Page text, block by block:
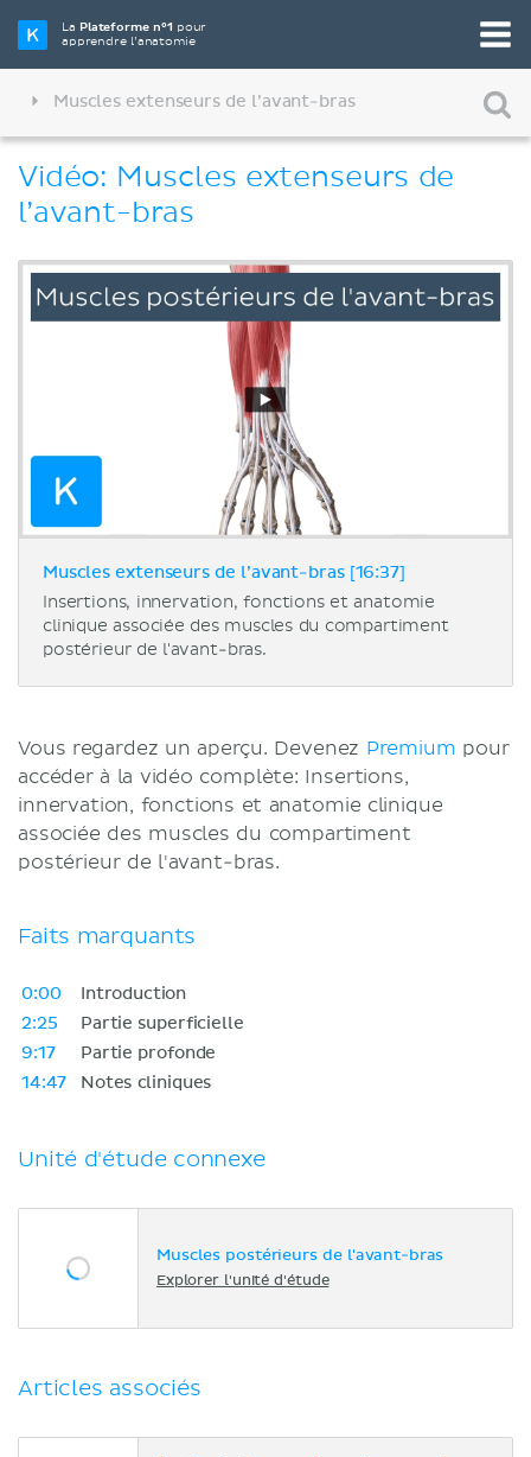
La Plateforme n°1 pour
apprendre l’anatomie
Muscles extenseurs de l’avant-bras
Vidéo: Muscles extenseurs de
l’avant-bras
Muscles extenseurs de l’avant-bras [16:37]
Insertions, innervation, fonctions et anatomie
clinique associée des muscles du compartiment
postérieur de l'avant-bras.
Vous regardez un aperçu. Devenez Premium pour
accéder à la vidéo complète: Insertions,
innervation, fonctions et anatomie clinique
associée des muscles du compartiment
postérieur de l'avant-bras.
Faits marquants
0:00
Introduction
2:25
Partie superficielle
9:17
Partie profonde
14:47
Notes cliniques
Unité d'étude connexe
Muscles postérieurs de l'avant-bras
Explorer l'unité d'étude
Articles associés